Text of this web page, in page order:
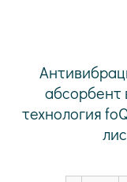
абсорбент
технология